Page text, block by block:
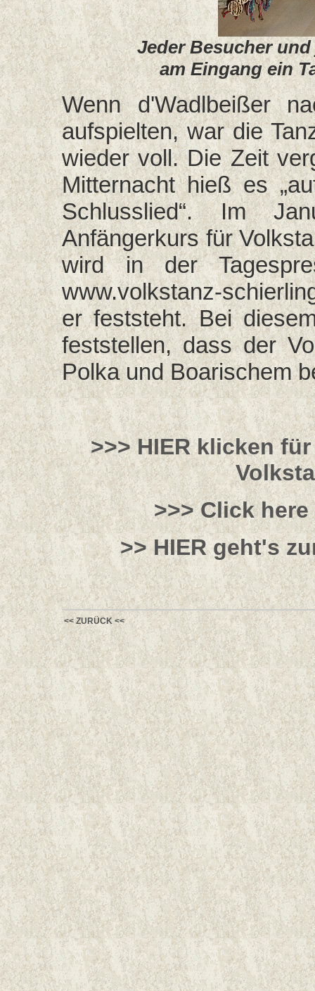
Jeder Besucher
am Eingang ein
Wenn d'Wadlbeißer
aufspielten, war die
wieder voll. Die Zeit
Mitternacht hieß es
Schlusslied“. Im
Anfängerkurs für
wird in der
www.volkstanz-
er feststeht. Bei
feststellen, dass der
Polka und Boarischem
>>> HIER klicken
>>> Click
>> HIER geht's
<< ZURÜCK <<